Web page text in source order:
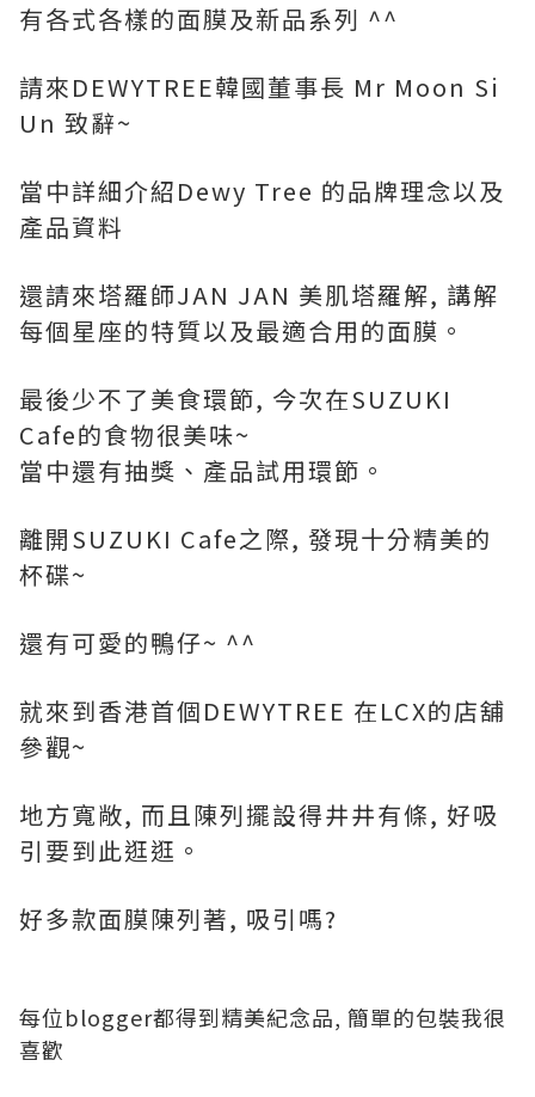
有各式各樣的面膜及新品系列 ^^
請來DEWYTREE韓國董事長 Mr Moon Si
Un 致辭~
當中詳細介紹Dewy Tree 的品牌理念以及
產品資料
還請來塔羅師JAN JAN 美肌塔羅解, 講解
每個星座的特質以及最適合用的面膜。
最後少不了美食環節, 今次在SUZUKI
Cafe的食物很美味~
當中還有抽獎、產品試用環節。
離開SUZUKI Cafe之際, 發現十分精美的
杯碟~
還有可愛的鴨仔~ ^^
就來到香港首個DEWYTREE 在LCX的店舖
參觀~
地方寬敞, 而且陳列擺設得井井有條, 好吸
引要到此逛逛。
好多款面膜陳列著, 吸引嗎?
每位blogger都得到精美紀念品, 簡單的包裝我很
喜歡